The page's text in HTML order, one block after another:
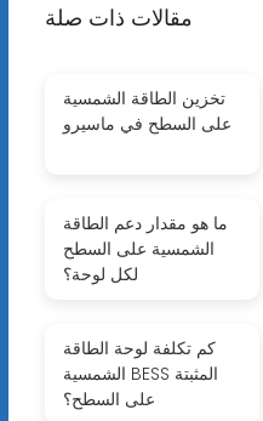
مقالات ذات صلة
تخزين الطاقة الشمسية
على السطح في ماسيرو
ما هو مقدار دعم الطاقة
الشمسية على السطح
لكل لوحة؟
كم تكلفة لوحة الطاقة
الشمسية BESS المثبتة
على السطح؟